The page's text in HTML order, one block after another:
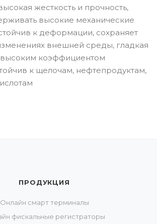
жесткость и прочность,
высокие механические
к деформации, сохраняет
внешней среды, гладкая
высоким коэффициентом
к щелочам, нефтепродуктам,
ПРОДУКЦИЯ
Онлайн смарт терминалы
фискальные регистраторы